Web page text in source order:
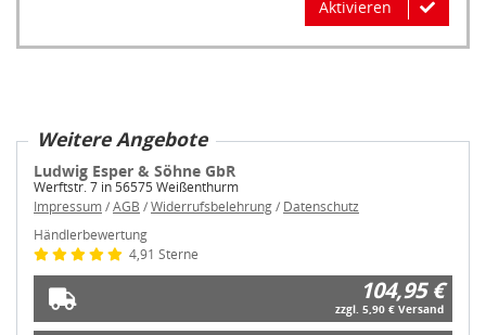
Aktivieren
Weitere Angebote
Ludwig Esper & Söhne GbR
Werftstr. 7 in 56575 Weißenthurm
Impressum/AGB /Widerrufsbelehrung/ Datenschutz
Händlerbewertung
4,91 Sterne
104,95 €
zzgl. 5,90 € Versand